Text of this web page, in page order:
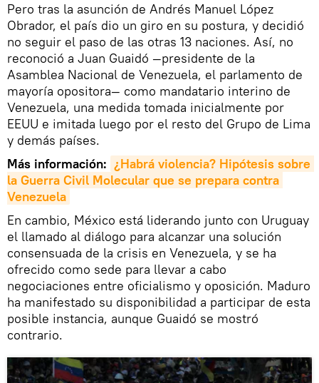
Pero tras la asunción de Andrés Manuel López
Obrador, el país dio un giro en su postura, y decidió
no seguir el paso de las otras 13 naciones. Así, no
reconoció a Juan Guaidó —presidente de la
Asamblea Nacional de Venezuela, el parlamento de
mayoría opositora— como mandatario interino de
Venezuela, una medida tomada inicialmente por
EEUU e imitada luego por el resto del Grupo de Lima
y demás países.
Más información: ¿Habrá violencia? Hipótesis sobre
la Guerra Civil Molecular que se prepara contra
Venezuela
En cambio, México está liderando junto con Uruguay
el llamado al diálogo para alcanzar una solución
consensuada de la crisis en Venezuela, y se ha
ofrecido como sede para llevar a cabo
negociaciones entre oficialismo y oposición. Maduro
ha manifestado su disponibilidad a participar de esta
posible instancia, aunque Guaidó se mostró
contrario.